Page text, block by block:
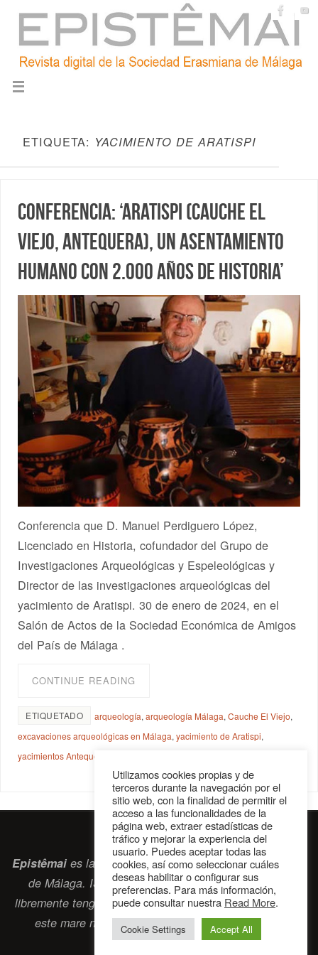
ETIQUETA: YACIMIENTO DE ARATISPI
Conferencia: ‘Aratispi (Cauche El
Viejo, Antequera), un asentamiento
humano con 2.000 años de historia’
Conferencia que D. Manuel Perdiguero López,
Licenciado en Historia, cofundador del Grupo de
Investigaciones Arqueológicas y Espeleológicas y
Director de las investigaciones arqueológicas del
yacimiento de Aratispi. 30 de enero de 2024, en el
Salón de Actos de la Sociedad Económica de Amigos
del País de Málaga .
CONTINUE READING
ETIQUETADO arqueología,arqueología Málaga,Cauche El Viejo,
excavaciones arqueológicas en Málaga,yacimiento de Aratispi,
yacimientos Antequera
Epistêmaies la revista digital de la Sociedad Erasmiana
de Málaga. ISSN 2697-2468. Bienvenidos cuantos
libremente tengan algo que intercambiar navegando por
este mare nostrumque es el océano erasmiano.
contacto@epistemai.es
Utilizamos cookies propias y de
terceros durante la navegación por el
sitio web, con la finalidad de permitir el
acceso a las funcionalidades de la
página web, extraer estadísticas de
tráfico y mejorar la experiencia del
usuario. Puedes aceptar todas las
cookies, así como seleccionar cuáles
deseas habilitar o configurar sus
preferencias. Para más información,
puede consultar nuestra Read More.
Cookie Settings Accept All